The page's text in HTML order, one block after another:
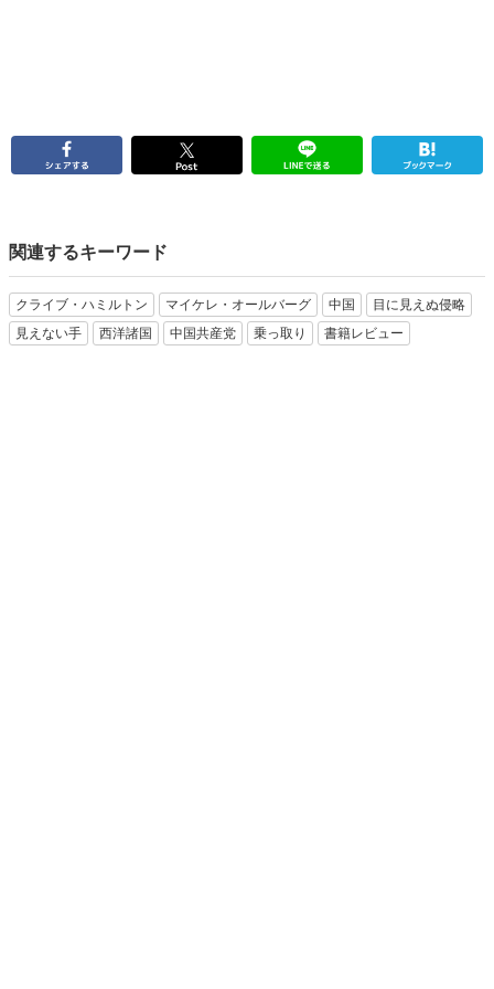
関連するキーワード
クライブ・ハミルトン マイケレ・オールバーグ 中国
目に見えぬ侵略
見えない手
西洋諸国 中国共産党 乗っ取り 書籍レビュー